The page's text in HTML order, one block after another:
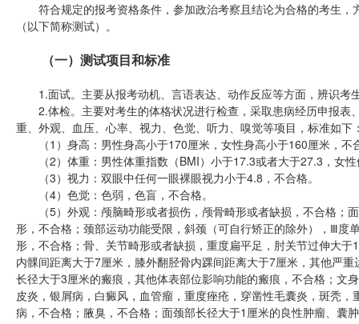
符合规定的报考资格条件，参加政治考察且结论为合格的考生，
（以下简称测试）。
（一）测试项目和标准
1.面试。主要从报考动机、言语表达、动作反应等方面，辨识考
2.体检。主要对考生的体格状况进行检查，采取患病经历申报表
重、外观、血压、心率、视力、色觉、听力、嗅觉等项目，标准如下
（1）身高：男性身高小于170厘米，女性身高小于160厘米，不
（2）体重：男性体重指数（BMI）小于17.3或者大于27.3，女性
（3）视力：双眼中任何一眼裸眼视力小于4.8，不合格。
（4）色觉：色弱，色盲，不合格。
（5）外观：颅脑畸形或者损伤，颅骨畸形或者缺损，不合格；
形，不合格；颈部运动功能受限，斜颈（可自行矫正的除外），Ⅲ
形，不合格；骨、关节畸形或者缺损，重度扁平足，肘关节过伸大
内髁间距离大于7厘米，膝外翻胫骨内踝间距离大于7厘米，其他严
长径大于3厘米的瘢痕，其他体表部位影响功能的瘢痕，不合格；文
皮炎，银屑病，白癜风，血管瘤，重度痤疮，穿凿性毛囊炎，斑秃
病，不合格；腋臭，不合格；面颈部长径大于1厘米的良性肿瘤、囊